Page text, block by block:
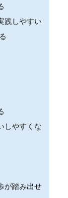
践しやすい
しやすくな
が踏み出せ